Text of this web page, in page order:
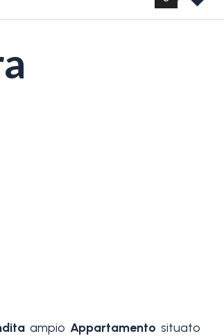
ampioAppartamento situato